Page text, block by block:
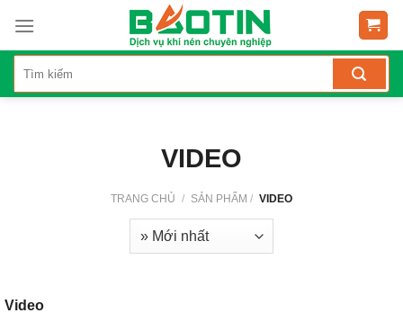
content
VIDEO
TRANG CHỦ / SẢN PHẨM / VIDEO
Video